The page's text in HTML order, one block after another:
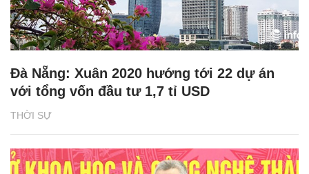
THỜI SỰ
Đà Nẵng: Xuân 2020 hướng tới 22 dự án
với tổng vốn đầu tư 1,7 tỉ USD